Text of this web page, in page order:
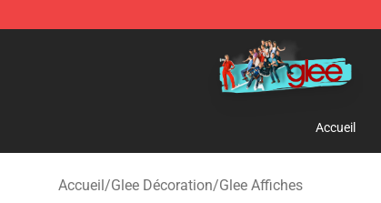
Glee Store - Official Glee Merchandise Shop
Accueil
Accueil/Glee Décoration/Glee Affiches